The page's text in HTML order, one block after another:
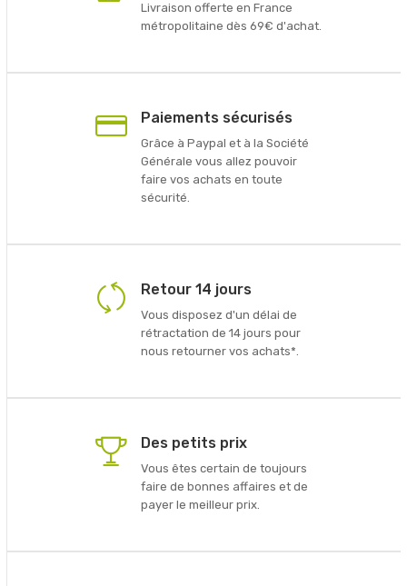
Livraison offerte en France
métropolitaine dès 69€ d'achat.
Paiements sécurisés
Grâce à Paypal et à la Société
Générale vous allez pouvoir
faire vos achats en toute
sécurité.
Retour 14 jours
Vous disposez d'un délai de
rétractation de 14 jours pour
nous retourner vos achats*.
Des petits prix
Vous êtes certain de toujours
faire de bonnes affaires et de
payer le meilleur prix.